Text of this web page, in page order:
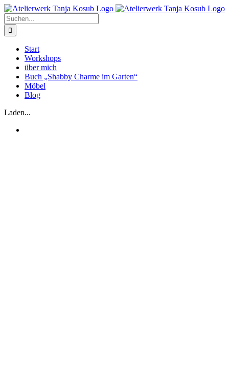
Zum
Inhalt
springen
Suche
nach:
Start
Workshops
über mich
Buch „Shabby Charme im Garten“
Möbel
Blog
Laden...